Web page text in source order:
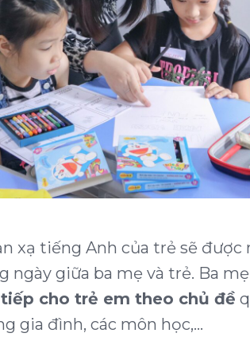
xạ tiếng Anh của trẻ sẽ được
ngày giữa ba mẹ và trẻ. Ba
cho trẻ em theo chủ đề
gia đình, các môn học,…